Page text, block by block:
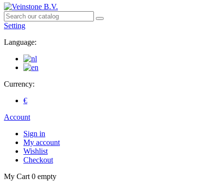
Setting
Language:
Currency:
€
Account
Sign in
My account
Wishlist
Checkout
My Cart 0 empty